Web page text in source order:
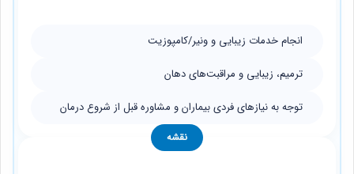
انجام خدمات زیبایی و ونیر/کامپوزیت
ترمیم، زیبایی و مراقبت‌های دهان
توجه به نیازهای فردی بیماران و مشاوره قبل از شروع درمان
نقشه